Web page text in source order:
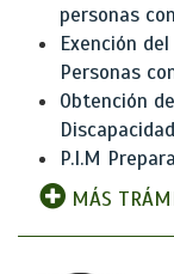
personas
Exención
Personas
Obtención
Discapacidad
P.I.M
MÁS